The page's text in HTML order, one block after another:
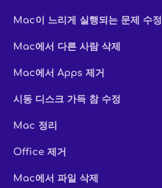
Mac이 느리게 실행되는 문제 수정
Mac에서 다른 사람 삭제
Mac에서 Apps 제거
시동 디스크 가득 참 수정
Mac 정리
Office 제거
Mac에서 파일 삭제